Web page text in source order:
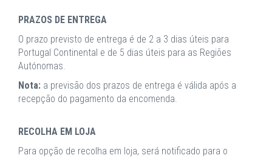
PRAZOS DE ENTREGA
O prazo previsto de entrega é de 2 a 3 dias úteis para
Portugal Continental e de 5 dias úteis para as Regiões
Autónomas.
Nota: a previsão dos prazos de entrega é válida após a
recepção do pagamento da encomenda.
RECOLHA EM LOJA
Para opção de recolha em loja, será notificado para o